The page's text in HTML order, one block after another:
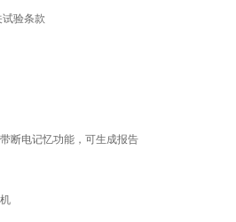
验条款
断电记忆功能，可生成报告